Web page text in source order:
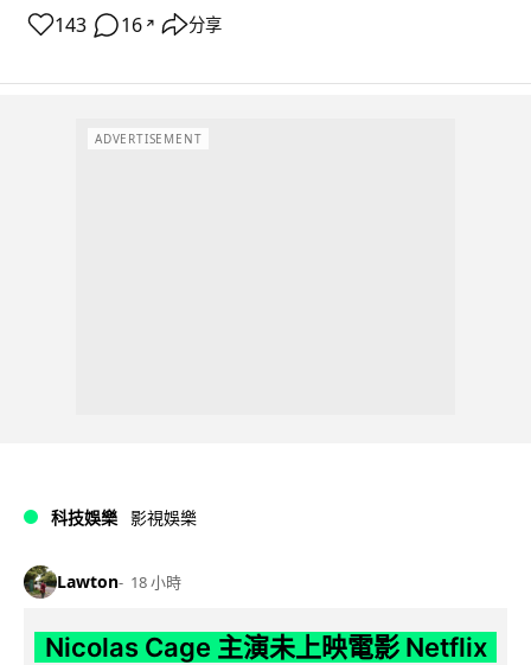
143 16 ↗ 分享
ADVERTISEMENT
科技娛樂 影視娛樂
Lawton 18 小時
Nicolas Cage 主演未上映電影 Netflix